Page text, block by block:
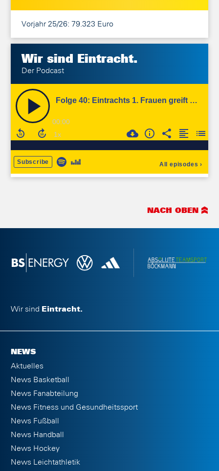
Vorjahr 25/26: 79.323 Euro
Wir sind Eintracht.
Der Podcast
NACH OBEN
Wir sind Eintracht.
NEWS
Aktuelles
News Basketball
News Fanabteilung
News Fitness und Gesundheitssport
News Fußball
News Handball
News Hockey
News Leichtathletik